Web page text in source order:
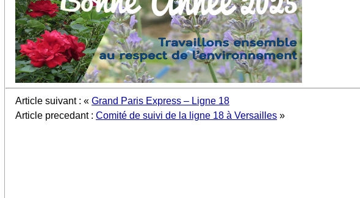
Article suivant : « Grand Paris Express – Ligne 18
Article precedant : Comité de suivi de la ligne 18 à Versailles »